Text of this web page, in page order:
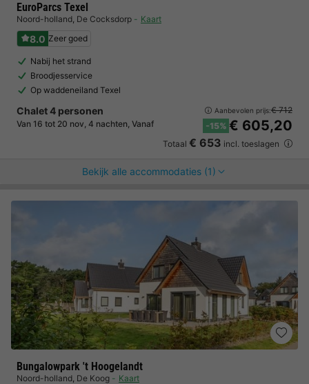
EuroParcs Texel
Noord-holland, De Cocksdorp Kaart
8.0 Zeer goed
Nabij het strand
Broodjesservice
Op waddeneiland Texel
Chalet 4 personen
Van 16 tot 20 nov, 4 nachten, Vanaf
Aanbevolen prijs:€ 712
-15% € 605,20
Totaal € 653 incl. toeslagen
Bekijk alle accommodaties (1)
Bungalowpark 't Hoogelandt
Noord-holland, De Koog Kaart